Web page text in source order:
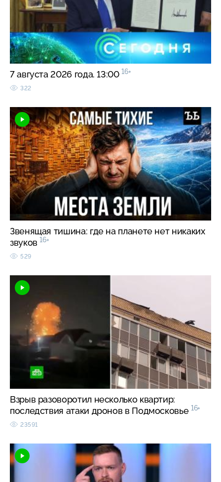
7 августа 2026 года. 13:00 16+
322
Звенящая тишина: где на планете нет никаких
звуков 16+
529
Взрыв разоворотил несколько квартир:
последствия атаки дронов в Подмосковье 16+
23591